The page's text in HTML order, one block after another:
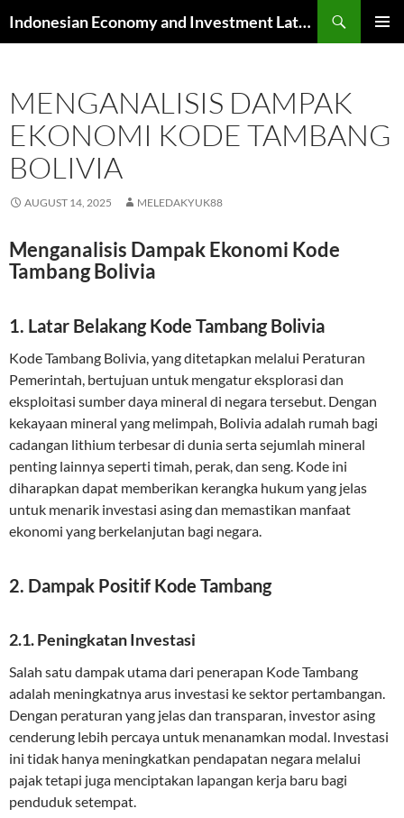
to
Indonesian Economy and Investment Latest News
MENGANALISIS DAMPAK
EKONOMI KODE TAMBANG
BOLIVIA
AUGUST 14, 2025 MELEDAKYUK88
Menganalisis Dampak Ekonomi Kode
Tambang Bolivia
1. Latar Belakang Kode Tambang Bolivia
Kode Tambang Bolivia, yang ditetapkan melalui Peraturan
Pemerintah, bertujuan untuk mengatur eksplorasi dan
eksploitasi sumber daya mineral di negara tersebut. Dengan
kekayaan mineral yang melimpah, Bolivia adalah rumah bagi
cadangan lithium terbesar di dunia serta sejumlah mineral
penting lainnya seperti timah, perak, dan seng. Kode ini
diharapkan dapat memberikan kerangka hukum yang jelas
untuk menarik investasi asing dan memastikan manfaat
ekonomi yang berkelanjutan bagi negara.
2. Dampak Positif Kode Tambang
2.1. Peningkatan Investasi
Salah satu dampak utama dari penerapan Kode Tambang
adalah meningkatnya arus investasi ke sektor pertambangan.
Dengan peraturan yang jelas dan transparan, investor asing
cenderung lebih percaya untuk menanamkan modal. Investasi
ini tidak hanya meningkatkan pendapatan negara melalui
pajak tetapi juga menciptakan lapangan kerja baru bagi
penduduk setempat.